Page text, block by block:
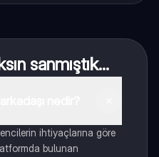
sanmıştık...
ihtiyaçlarına göre
bulunan